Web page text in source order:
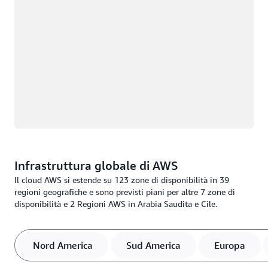
Infrastruttura globale di AWS
Il cloud AWS si estende su 123 zone di disponibilità in 39
regioni geografiche e sono previsti piani per altre 7 zone di
disponibilità e 2 Regioni AWS in Arabia Saudita e Cile.
Nord America Sud America Europa